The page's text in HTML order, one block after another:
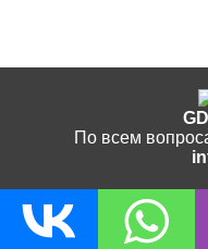
По всем